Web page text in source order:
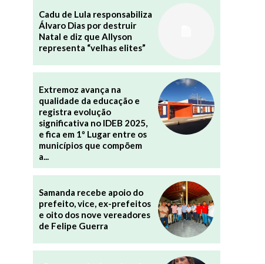
Cadu de Lula responsabiliza
Álvaro Dias por destruir
Natal e diz que Allyson
representa “velhas elites”
Extremoz avança na
qualidade da educação e
registra evolução
significativa no IDEB 2025,
e fica em 1º Lugar entre os
municípios que compõem
a...
Samanda recebe apoio do
prefeito, vice, ex-prefeitos
e oito dos nove vereadores
de Felipe Guerra